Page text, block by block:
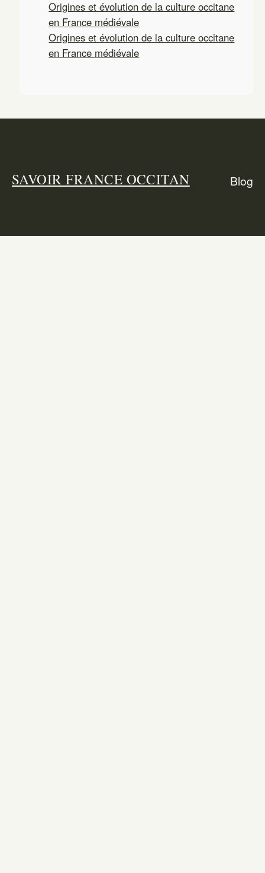
Origines et évolution de la culture occitane
en France médiévale
Origines et évolution de la culture occitane
en France médiévale
SAVOIR FRANCE OCCITAN Blog